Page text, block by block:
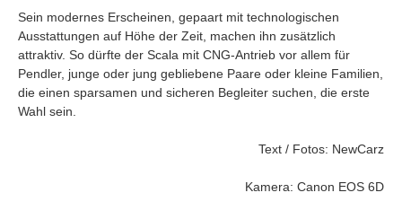
Sein modernes Erscheinen, gepaart mit technologischen
Ausstattungen auf Höhe der Zeit, machen ihn zusätzlich
attraktiv. So dürfte der Scala mit CNG-Antrieb vor allem für
Pendler, junge oder jung gebliebene Paare oder kleine Familien,
die einen sparsamen und sicheren Begleiter suchen, die erste
Wahl sein.
Text / Fotos: NewCarz
Kamera: Canon EOS 6D